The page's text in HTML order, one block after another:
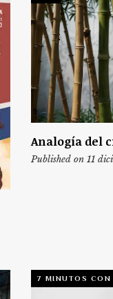
Analogía del
Published on 11
7 MINUTOS CON